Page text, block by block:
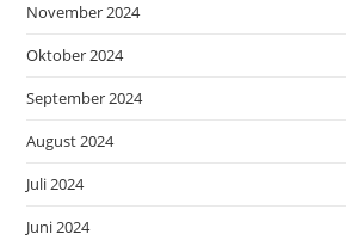
November 2024
Oktober 2024
September 2024
August 2024
Juli 2024
Juni 2024